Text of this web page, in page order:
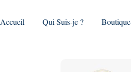
Accueil Qui Suis-je ? Boutique